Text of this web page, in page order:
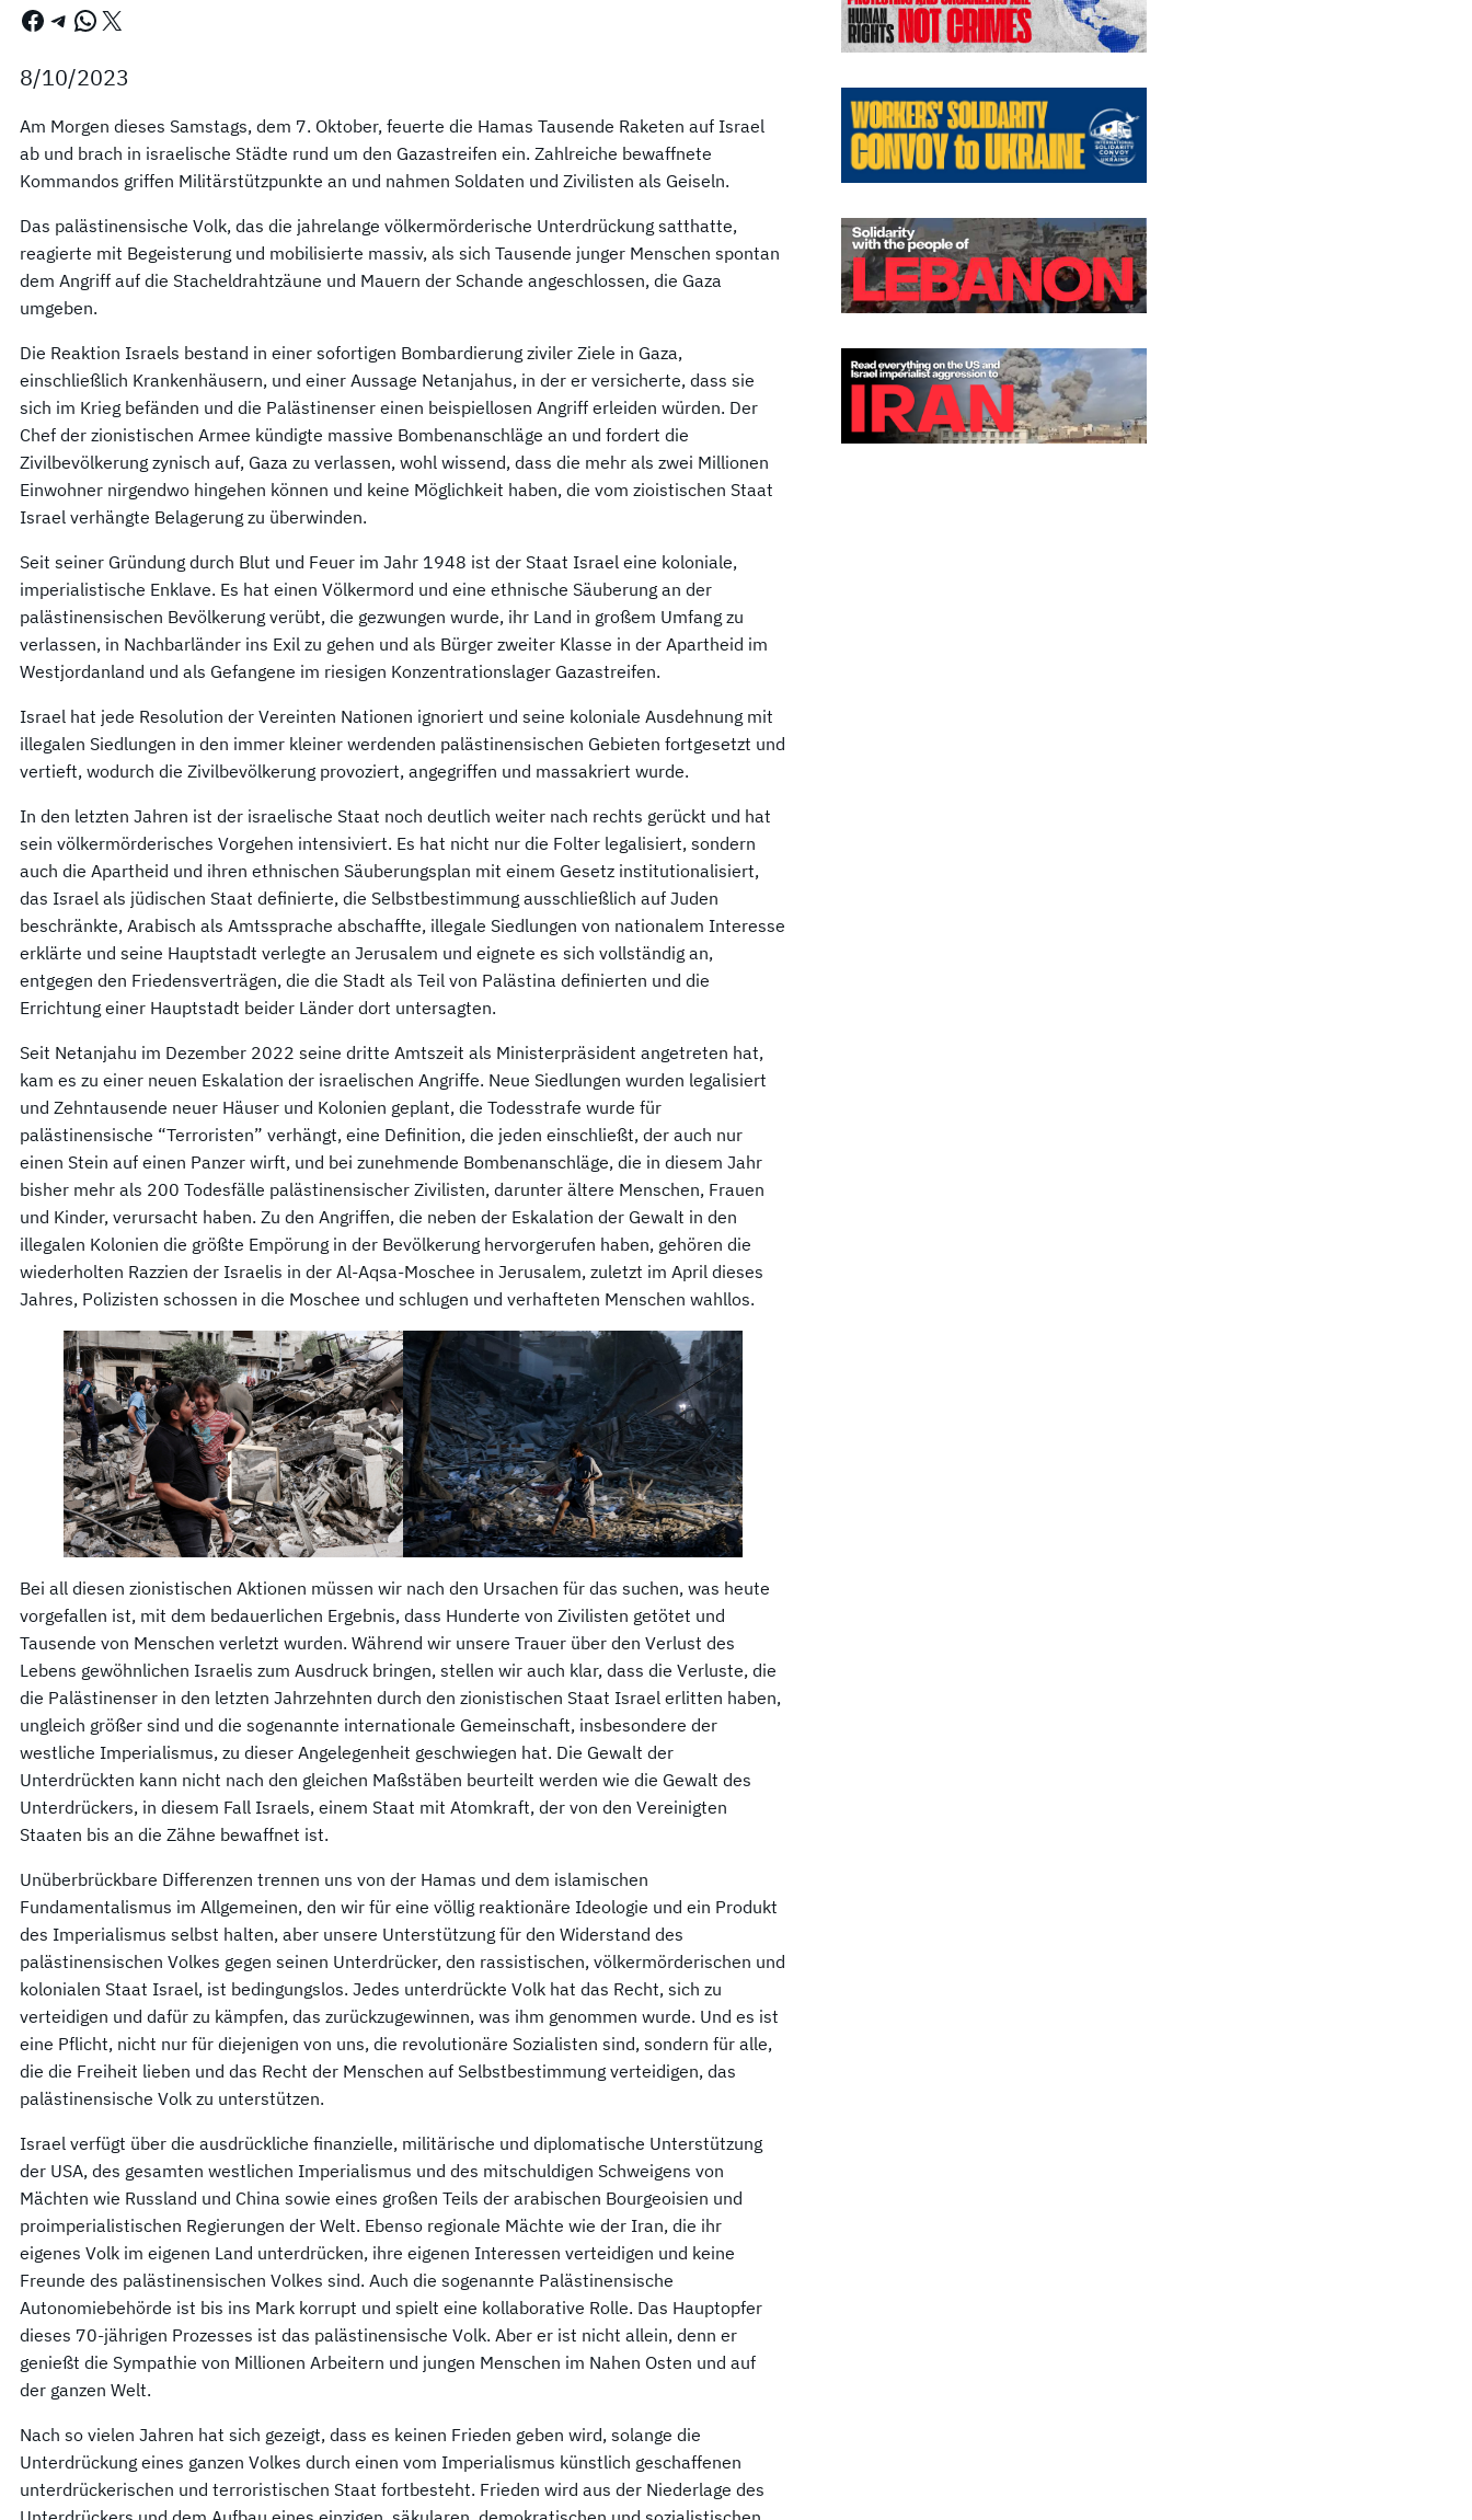
Facebook Telegram WhatsApp X
8/10/2023
Am Morgen dieses Samstags, dem 7. Oktober, feuerte die Hamas Tausende Raketen auf Israel
ab und brach in israelische Städte rund um den Gazastreifen ein. Zahlreiche bewaffnete
Kommandos griffen Militärstützpunkte an und nahmen Soldaten und Zivilisten als Geiseln.
Das palästinensische Volk, das die jahrelange völkermörderische Unterdrückung satthatte,
reagierte mit Begeisterung und mobilisierte massiv, als sich Tausende junger Menschen spontan
dem Angriff auf die Stacheldrahtzäune und Mauern der Schande angeschlossen, die Gaza
umgeben.
Die Reaktion Israels bestand in einer sofortigen Bombardierung ziviler Ziele in Gaza,
einschließlich Krankenhäusern, und einer Aussage Netanjahus, in der er versicherte, dass sie
sich im Krieg befänden und die Palästinenser einen beispiellosen Angriff erleiden würden. Der
Chef der zionistischen Armee kündigte massive Bombenanschläge an und fordert die
Zivilbevölkerung zynisch auf, Gaza zu verlassen, wohl wissend, dass die mehr als zwei Millionen
Einwohner nirgendwo hingehen können und keine Möglichkeit haben, die vom zioistischen Staat
Israel verhängte Belagerung zu überwinden.
Seit seiner Gründung durch Blut und Feuer im Jahr 1948 ist der Staat Israel eine koloniale,
imperialistische Enklave. Es hat einen Völkermord und eine ethnische Säuberung an der
palästinensischen Bevölkerung verübt, die gezwungen wurde, ihr Land in großem Umfang zu
verlassen, in Nachbarländer ins Exil zu gehen und als Bürger zweiter Klasse in der Apartheid im
Westjordanland und als Gefangene im riesigen Konzentrationslager Gazastreifen.
Israel hat jede Resolution der Vereinten Nationen ignoriert und seine koloniale Ausdehnung mit
illegalen Siedlungen in den immer kleiner werdenden palästinensischen Gebieten fortgesetzt und
vertieft, wodurch die Zivilbevölkerung provoziert, angegriffen und massakriert wurde.
In den letzten Jahren ist der israelische Staat noch deutlich weiter nach rechts gerückt und hat
sein völkermörderisches Vorgehen intensiviert. Es hat nicht nur die Folter legalisiert, sondern
auch die Apartheid und ihren ethnischen Säuberungsplan mit einem Gesetz institutionalisiert,
das Israel als jüdischen Staat definierte, die Selbstbestimmung ausschließlich auf Juden
beschränkte, Arabisch als Amtssprache abschaffte, illegale Siedlungen von nationalem Interesse
erklärte und seine Hauptstadt verlegte an Jerusalem und eignete es sich vollständig an,
entgegen den Friedensverträgen, die die Stadt als Teil von Palästina definierten und die
Errichtung einer Hauptstadt beider Länder dort untersagten.
Seit Netanjahu im Dezember 2022 seine dritte Amtszeit als Ministerpräsident angetreten hat,
kam es zu einer neuen Eskalation der israelischen Angriffe. Neue Siedlungen wurden legalisiert
und Zehntausende neuer Häuser und Kolonien geplant, die Todesstrafe wurde für
palästinensische “Terroristen” verhängt, eine Definition, die jeden einschließt, der auch nur
einen Stein auf einen Panzer wirft, und bei zunehmende Bombenanschläge, die in diesem Jahr
bisher mehr als 200 Todesfälle palästinensischer Zivilisten, darunter ältere Menschen, Frauen
und Kinder, verursacht haben. Zu den Angriffen, die neben der Eskalation der Gewalt in den
illegalen Kolonien die größte Empörung in der Bevölkerung hervorgerufen haben, gehören die
wiederholten Razzien der Israelis in der Al-Aqsa-Moschee in Jerusalem, zuletzt im April dieses
Jahres, Polizisten schossen in die Moschee und schlugen und verhafteten Menschen wahllos.
Bei all diesen zionistischen Aktionen müssen wir nach den Ursachen für das suchen, was heute
vorgefallen ist, mit dem bedauerlichen Ergebnis, dass Hunderte von Zivilisten getötet und
Tausende von Menschen verletzt wurden. Während wir unsere Trauer über den Verlust des
Lebens gewöhnlichen Israelis zum Ausdruck bringen, stellen wir auch klar, dass die Verluste, die
die Palästinenser in den letzten Jahrzehnten durch den zionistischen Staat Israel erlitten haben,
ungleich größer sind und die sogenannte internationale Gemeinschaft, insbesondere der
westliche Imperialismus, zu dieser Angelegenheit geschwiegen hat. Die Gewalt der
Unterdrückten kann nicht nach den gleichen Maßstäben beurteilt werden wie die Gewalt des
Unterdrückers, in diesem Fall Israels, einem Staat mit Atomkraft, der von den Vereinigten
Staaten bis an die Zähne bewaffnet ist.
Unüberbrückbare Differenzen trennen uns von der Hamas und dem islamischen
Fundamentalismus im Allgemeinen, den wir für eine völlig reaktionäre Ideologie und ein Produkt
des Imperialismus selbst halten, aber unsere Unterstützung für den Widerstand des
palästinensischen Volkes gegen seinen Unterdrücker, den rassistischen, völkermörderischen und
kolonialen Staat Israel, ist bedingungslos. Jedes unterdrückte Volk hat das Recht, sich zu
verteidigen und dafür zu kämpfen, das zurückzugewinnen, was ihm genommen wurde. Und es ist
eine Pflicht, nicht nur für diejenigen von uns, die revolutionäre Sozialisten sind, sondern für alle,
die die Freiheit lieben und das Recht der Menschen auf Selbstbestimmung verteidigen, das
palästinensische Volk zu unterstützen.
Israel verfügt über die ausdrückliche finanzielle, militärische und diplomatische Unterstützung
der USA, des gesamten westlichen Imperialismus und des mitschuldigen Schweigens von
Mächten wie Russland und China sowie eines großen Teils der arabischen Bourgeoisien und
proimperialistischen Regierungen der Welt. Ebenso regionale Mächte wie der Iran, die ihr
eigenes Volk im eigenen Land unterdrücken, ihre eigenen Interessen verteidigen und keine
Freunde des palästinensischen Volkes sind. Auch die sogenannte Palästinensische
Autonomiebehörde ist bis ins Mark korrupt und spielt eine kollaborative Rolle. Das Hauptopfer
dieses 70-jährigen Prozesses ist das palästinensische Volk. Aber er ist nicht allein, denn er
genießt die Sympathie von Millionen Arbeitern und jungen Menschen im Nahen Osten und auf
der ganzen Welt.
Nach so vielen Jahren hat sich gezeigt, dass es keinen Frieden geben wird, solange die
Unterdrückung eines ganzen Volkes durch einen vom Imperialismus künstlich geschaffenen
unterdrückerischen und terroristischen Staat fortbesteht. Frieden wird aus der Niederlage des